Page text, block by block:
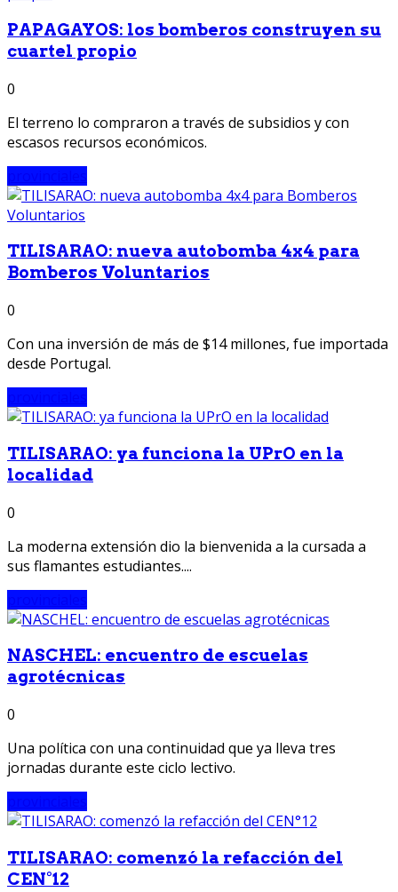
PAPAGAYOS: los bomberos construyen su
cuartel propio
0
El terreno lo compraron a través de subsidios y con
escasos recursos económicos.
TILISARAO: nueva autobomba 4x4 para
Bomberos Voluntarios
0
Con una inversión de más de $14 millones, fue importada
desde Portugal.
TILISARAO: ya funciona la UPrO en la
localidad
0
La moderna extensión dio la bienvenida a la cursada a
sus flamantes estudiantes....
NASCHEL: encuentro de escuelas
agrotécnicas
0
Una política con una continuidad que ya lleva tres
jornadas durante este ciclo lectivo.
TILISARAO: comenzó la refacción del
CEN°12